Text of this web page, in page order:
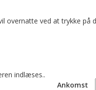
overnatte ved at trykke
indlæses..
Ankomst